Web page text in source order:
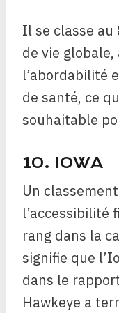
Il se classe
de vie
l’abordabilité
de santé, ce
souhaitable
10. IOWA
Un
l’accessibilité
rang dans la
signifie que
dans le
Hawkeye a